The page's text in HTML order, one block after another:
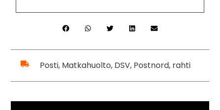
Posti, Matkahuolto, DSV, Postnord, rahti